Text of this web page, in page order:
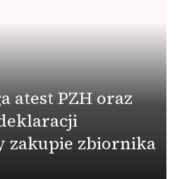
atest PZH oraz
zakupie zbiornika